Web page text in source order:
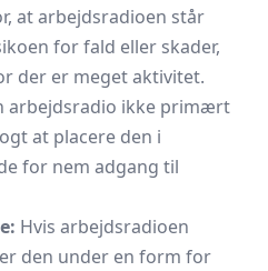
at arbejdsradioen står
for fald eller skader,
der er meget aktivitet.
arbejdsradio ikke primært
at placere den i
for nem adgang til
Hvis arbejdsradioen
den under en form for